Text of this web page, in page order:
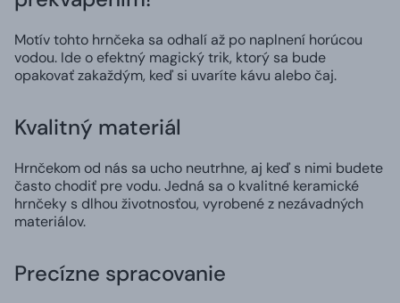
Motív tohto hrnčeka sa odhalí až po naplnení horúcou
vodou. Ide o efektný magický trik, ktorý sa bude
opakovať zakaždým, keď si uvaríte kávu alebo čaj.
Kvalitný materiál
Hrnčekom od nás sa ucho neutrhne, aj keď s nimi budete
často chodiť pre vodu. Jedná sa o kvalitné keramické
hrnčeky s dlhou životnosťou, vyrobené z nezávadných
materiálov.
Precízne spracovanie